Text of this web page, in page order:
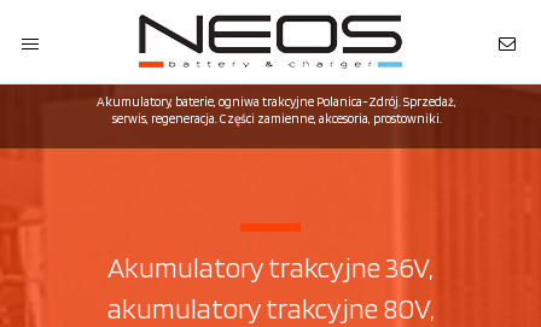
Akumulatory, baterie, ogniwa trakcyjne Polanica-Zdrój. Sprzedaż,
serwis, regeneracja. Części zamienne, akcesoria, prostowniki.
Akumulatory trakcyjne 36V,
akumulatory trakcyjne 80V,